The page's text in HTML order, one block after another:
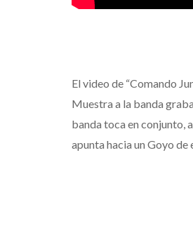
El video de “Comando
Muestra a la banda
banda toca en conjunto,
apunta hacia un Goyo de